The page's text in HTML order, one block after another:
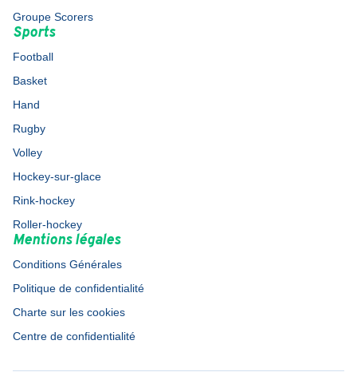
Groupe Scorers
Sports
Football
Basket
Hand
Rugby
Volley
Hockey-sur-glace
Rink-hockey
Roller-hockey
Mentions légales
Conditions Générales
Politique de confidentialité
Charte sur les cookies
Centre de confidentialité